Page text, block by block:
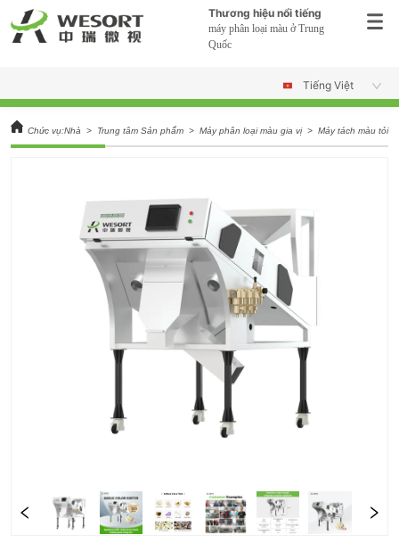
Thương hiệu nổi tiếng
máy phân loại màu ở Trung
Quốc
Tiếng Việt
Chức vụ:Nhà > Trung tâm Sản phẩm > Máy phân loại màu gia vị > Máy tách màu tỏi